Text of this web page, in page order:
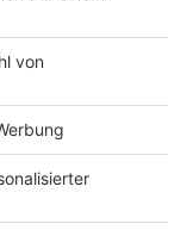
Belieben
Müller